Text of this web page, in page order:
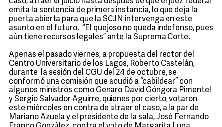
emita la sentencia de primera instancia, lo que deja la
puerta abierta para que la SCJN intervenga en este
asunto en el futuro. “El quejoso no queda indefenso, pues
aún tiene recursos legales” ante la Suprema Corte.
Apenas el pasado viernes, a propuesta del rector del
Centro Universitario de los Lagos, Roberto Castelán,
durante la sesión del CGU del 24 de octubre, se
conformó una comisión que acudió a “cabildear” con
algunos ministros como Genaro David Góngora Pimentel
y Sergio Salvador Aguirre, quienes por cierto, votaron
este miércoles en contra de atraer el caso, a la par de
Mariano Azuela y el presidente de la sala, José Fernando